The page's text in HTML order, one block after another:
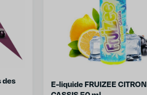
des
E-liquide FRUIZEE CITRON